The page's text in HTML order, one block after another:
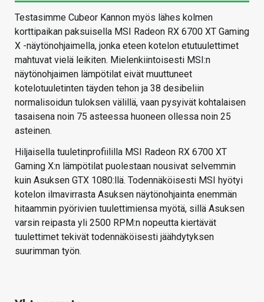
Testasimme Cubeor Kannon myös lähes kolmen
korttipaikan paksuisella MSI Radeon RX 6700 XT Gaming
X -näytönohjaimella, jonka eteen kotelon etutuulettimet
mahtuvat vielä leikiten. Mielenkiintoisesti MSI:n
näytönohjaimen lämpötilat eivät muuttuneet
kotelotuuletinten täyden tehon ja 38 desibeliin
normalisoidun tuloksen välillä, vaan pysyivät kohtalaisen
tasaisena noin 75 asteessa huoneen ollessa noin 25
asteinen.
Hiljaisella tuuletinprofiililla MSI Radeon RX 6700 XT
Gaming X:n lämpötilat puolestaan nousivat selvemmin
kuin Asuksen GTX 1080:llä. Todennäköisesti MSI hyötyi
kotelon ilmavirrasta Asuksen näytönohjainta enemmän
hitaammin pyörivien tuulettimiensa myötä, sillä Asuksen
varsin reipasta yli 2500 RPM:n nopeutta kiertävät
tuulettimet tekivät todennäköisesti jäähdytyksen
suurimman työn.